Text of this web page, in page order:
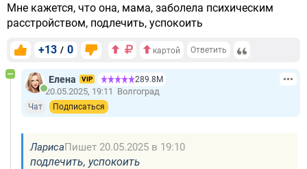
Мне кажется, что она, мама, заболела психическим
расстройством, подлечить, успокоить
+13 / 0 картой Ответить
Елена VIP 289.8М
20.05.2025, 19:11 Волгоград
Чат Подписаться
ЛарисаПишет 20.05.2025 в 19:10
подлечить, успокоить